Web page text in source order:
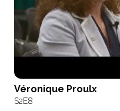
Véronique Proulx
S2E8